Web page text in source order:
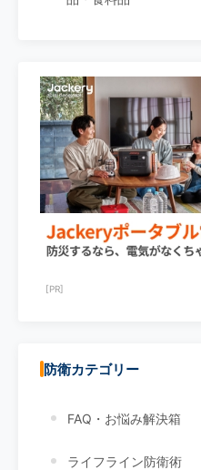
[PR]
防衛カテゴリー
FAQ・お悩み解決箱
ライフライン防衛術